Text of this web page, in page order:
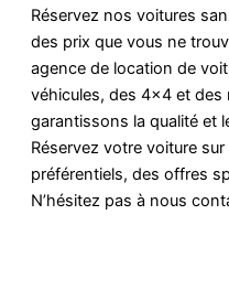
Réservez nos voitures
des prix que vous ne
agence de location de
véhicules, des 4×4 et des
garantissons la qualité et
Réservez votre voiture
préférentiels, des offres
N’hésitez pas à nous